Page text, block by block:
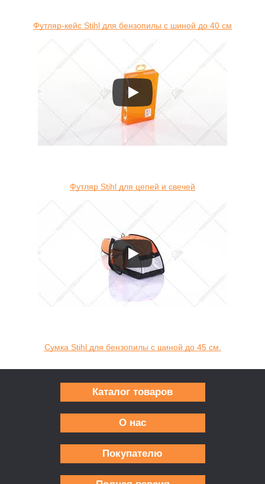
Футляр-кейс Stihl для бензопилы с шиной до 40 см
Футляр Stihl для цепей и свечей
Сумка Stihl для бензопилы с шиной до 45 см.
Каталог товаров
О нас
Покупателю